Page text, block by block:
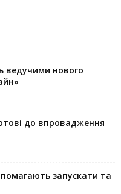
ведучими нового
до впровадження
запускaти та